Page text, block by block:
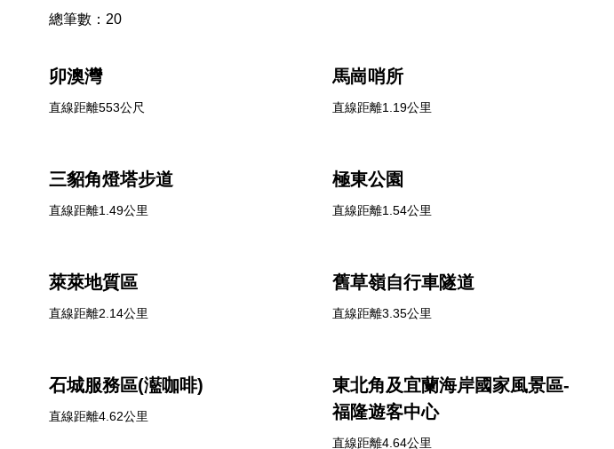
總筆數： 20
卯澳灣
直線距離553公尺
馬崗哨所
直線距離1.19公里
三貂角燈塔步道
直線距離1.49公里
極東公園
直線距離1.54公里
萊萊地質區
直線距離2.14公里
舊草嶺自行車隧道
直線距離3.35公里
石城服務區(灆咖啡)
直線距離4.62公里
東北角及宜蘭海岸國家風景區-
福隆遊客中心
直線距離4.64公里